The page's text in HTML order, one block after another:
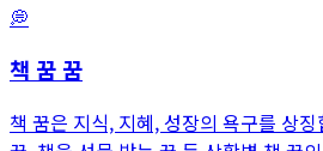
💭
책 꿈 꿈
책 꿈은 지식, 지혜, 성장의 욕구를 상